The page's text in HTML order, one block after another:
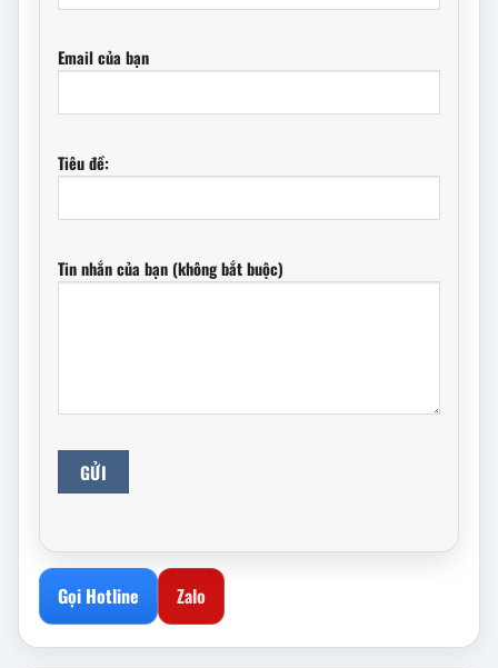
Email của bạn
Tiêu đề:
Tin nhắn của bạn (không bắt buộc)
Gọi Hotline Zalo